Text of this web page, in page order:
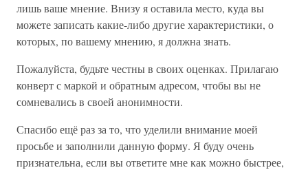
лишь ваше мнение. Внизу я оставила место, куда вы
можете записать какие-либо другие характеристики, о
которых, по вашему мнению, я должна знать.
Пожалуйста, будьте честны в своих оценках. Прилагаю
конверт с маркой и обратным адресом, чтобы вы не
сомневались в своей анонимности.
Спасибо ещё раз за то, что уделили внимание моей
просьбе и заполнили данную форму. Я буду очень
признательна, если вы ответите мне как можно быстрее,